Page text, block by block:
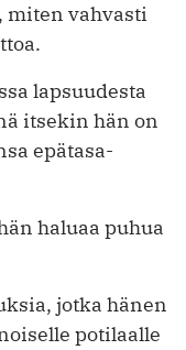
miten vahvasti
lapsuudesta
itsekin hän on
epätasa-
haluaa puhua
jotka hänen
potilaalle